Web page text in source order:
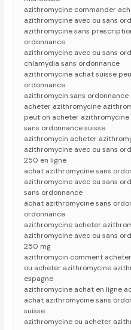
azithromycine commander
azithromycine avec ou sans
azithromycine sans
ordonnance
azithromycine avec ou sans
chlamydia sans ordonnance
azithromycine achat suisse
ordonnance
azithromycin sans
acheter azithromycine
peut on acheter
sans ordonnance suisse
azithromycin acheter
azithromycine avec ou sans
250 en ligne
achat azithromycine sans
azithromycine avec ou sans
sans ordonnance
achat azithromycine sans
ordonnance
azithromycine acheter
azithromycine avec ou sans
250 mg
azithromycin comment
ou acheter azithromycine
espagne
azithromycine achat en ligne
achat azithromycine sans
suisse
azithromycine ou acheter